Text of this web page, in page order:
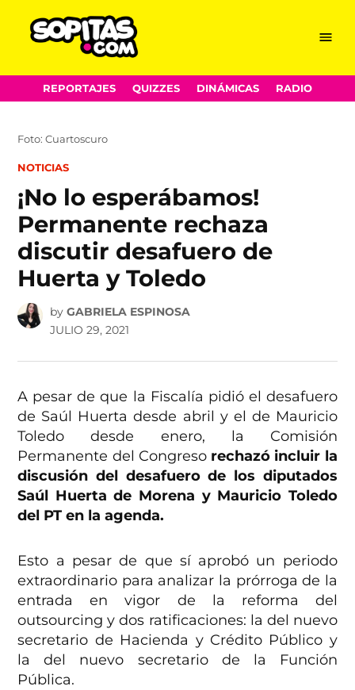
Skip
to
Menu
REPORTAJES QUIZZES DINÁMICAS RADIO
Foto: Cuartoscuro
POSTED
NOTICIAS
¡No lo esperábamos!
Permanente rechaza
discutir desafuero de
Huerta y Toledo
by GABRIELA ESPINOSA
JULIO 29, 2021
A pesar de que la Fiscalía pidió el desafuero
de Saúl Huerta desde abril y el de Mauricio
Toledo desde enero, la Comisión
Permanente del Congreso rechazó incluir la
discusión del desafuero de los diputados
Saúl Huerta de Morena y Mauricio Toledo
del PT en la agenda.
Esto a pesar de que sí aprobó un periodo
extraordinario para analizar la prórroga de la
entrada en vigor de la reforma del
outsourcing y dos ratificaciones: la del nuevo
secretario de Hacienda y Crédito Público y
la del nuevo secretario de la Función
Pública.